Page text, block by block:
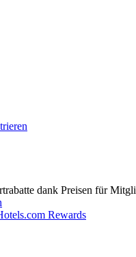
dank Preisen für
Rewards